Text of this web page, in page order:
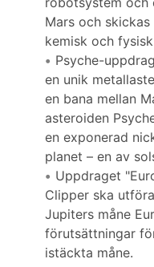
Mars och
kemisk och
Psyche-
en unik
en bana mellan
asteroiden
en exponerad
planet – en av
Uppdraget
Clipper ska
Jupiters måne
förutsättningar
istäckta måne.